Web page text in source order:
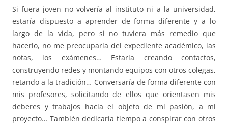
Si fuera joven no volvería al instituto ni a la universidad,
estaría dispuesto a aprender de forma diferente y a lo
largo de la vida, pero si no tuviera más remedio que
hacerlo, no me preocuparía del expediente académico, las
notas, los exámenes… Estaría creando contactos,
construyendo redes y montando equipos con otros colegas,
retando a la tradición… Conversaría de forma diferente con
mis profesores, solicitando de ellos que orientasen mis
deberes y trabajos hacia el objeto de mi pasión, a mi
proyecto… También dedicaría tiempo a conspirar con otros